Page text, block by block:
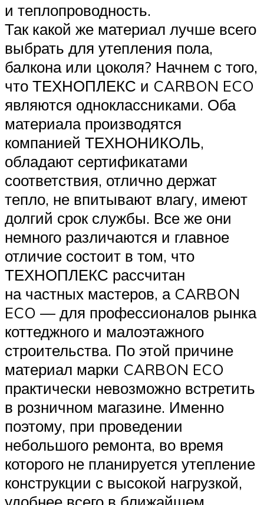
и теплопроводность.
Так какой же материал лучше всего
выбрать для утепления пола,
балкона или цоколя? Начнем с того,
что ТЕХНОПЛЕКС и CARBON ECO
являются одноклассниками. Оба
материала производятся
компанией ТЕХНОНИКОЛЬ,
обладают сертификатами
соответствия, отлично держат
тепло, не впитывают влагу, имеют
долгий срок службы. Все же они
немного различаются и главное
отличие состоит в том, что
ТЕХНОПЛЕКС рассчитан
на частных мастеров, а CARBON
ECO — для профессионалов рынка
коттеджного и малоэтажного
строительства. По этой причине
материал марки CARBON ECO
практически невозможно встретить
в розничном магазине. Именно
поэтому, при проведении
небольшого ремонта, во время
которого не планируется утепление
конструкции с высокой нагрузкой,
удобнее всего в ближайшем